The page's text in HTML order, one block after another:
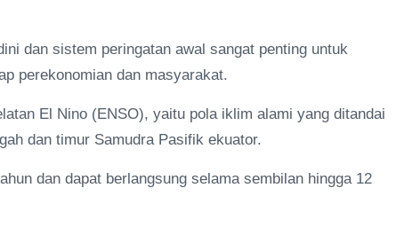
dan sistem peringatan awal sangat penting untuk
perekonomian dan masyarakat.
El Nino (ENSO), yaitu pola iklim alami yang ditandai
dan timur Samudra Pasifik ekuator.
dan dapat berlangsung selama sembilan hingga 12